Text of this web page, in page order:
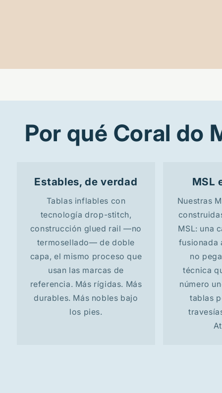
Por qué Coral do
Estables, de verdad
Tablas inflables con
tecnología drop-stitch,
construcción glued rail —no
termosellado— de doble
capa, el mismo proceso que
usan las marcas de
referencia. Más rígidas. Más
durables. Más nobles bajo
los pies.
MSL
Nuestras
MSL: una
fusionada
no
técnica
número
tablas